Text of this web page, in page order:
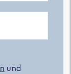
und